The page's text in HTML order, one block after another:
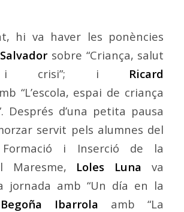
hi va haver les ponències
sobre “Criança, salut
i crisi”; i Ricard
“L’escola, espai de criança
Després d’una petita pausa
servit pels alumnes del
i Inserció de la
Maresme, Loles Luna va
jornada amb “Un día en la
Begoña Ibarrola amb “La